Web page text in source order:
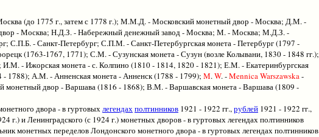
(до 1775 г., затем с 1778 г.); М.М.Д. - Московский монетный двор - Москва; Д.М. -
- Москва; Н.Д.З. - Набережный денежный завод - Москва; М. - Москва; М.Д.З. -
С.П.Б. - Санкт-Петербург; С.П.М. - Санкт-Петербургская монета - Петербург (1797 -
(1763-1767, 1771); С.М. - Сузунская монета - Сузун (возле Колывани, 1830 - 1848 гг.);
- Ижорская монета - с. Колпино (1810 - 1814, 1820 - 1821); Е.М. - Екатеринбургская
1788); А.М. - Анненская монета - Анненск (1788 - 1799); M.W. -MennicaWarszawska-
монетный двор - Варшава (1816 - 1868); В.М. - Варшавская монета - Варшава (1809 -
двора - в гуртовыхлегендахполтинников 1921 - 1922 гг.,рублей 1921 - 1922 гг.,
и Ленинградского (с 1924 г.) монетных дворов - в гуртовых легендах полтинников
монетных переделов Лондонского монетного двора - в гуртовых легендах полтинников